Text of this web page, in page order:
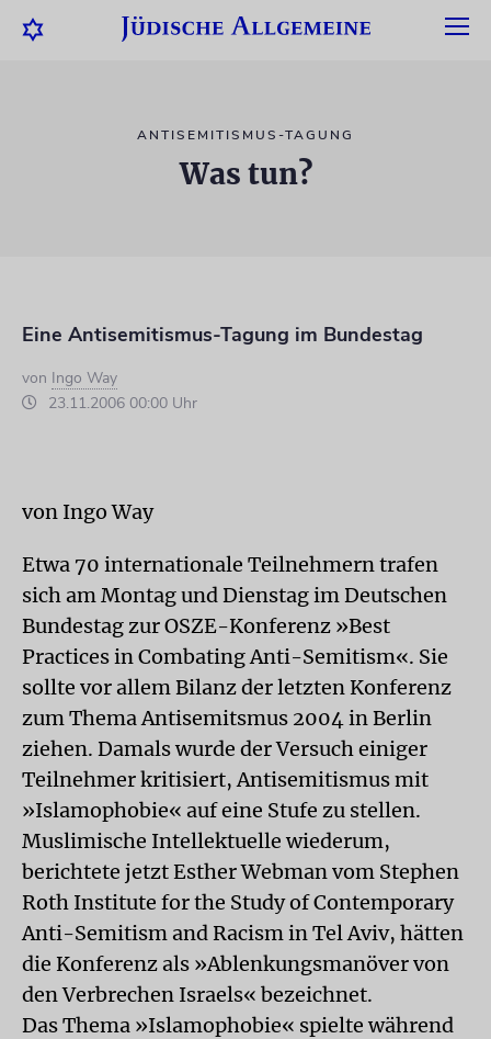
ANTISEMITISMUS-TAGUNG
Was tun?
Eine Antisemitismus-Tagung im Bundestag
von Ingo Way
23.11.2006 00:00 Uhr
von Ingo Way
Etwa 70 internationale Teilnehmern trafen
sich am Montag und Dienstag im Deutschen
Bundestag zur OSZE-Konferenz »Best
Practices in Combating Anti-Semitism«. Sie
sollte vor allem Bilanz der letzten Konferenz
zum Thema Antisemitsmus 2004 in Berlin
ziehen. Damals wurde der Versuch einiger
Teilnehmer kritisiert, Antisemitismus mit
»Islamophobie« auf eine Stufe zu stellen.
Muslimische Intellektuelle wiederum,
berichtete jetzt Esther Webman vom Stephen
Roth Institute for the Study of Contemporary
Anti-Semitism and Racism in Tel Aviv, hätten
die Konferenz als »Ablenkungsmanöver von
den Verbrechen Israels« bezeichnet.
Das Thema »Islamophobie« spielte während